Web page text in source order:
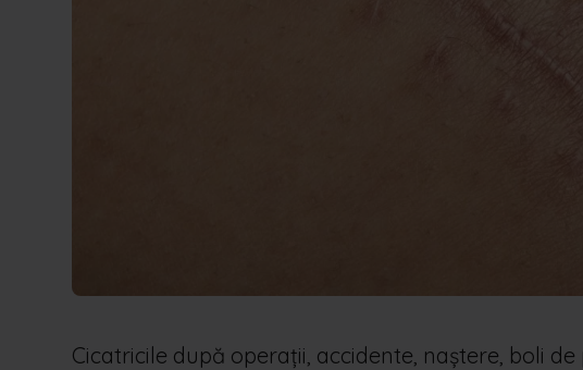
Cicatricile după operații, accidente, naștere, boli